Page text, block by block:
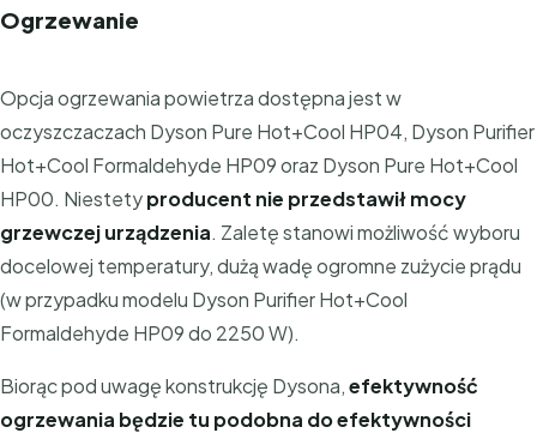
Ogrzewanie
Opcja ogrzewania powietrza dostępna jest w
oczyszczaczach Dyson Pure Hot+Cool HP04, Dyson Purifier
Hot+Cool Formaldehyde HP09 oraz Dyson Pure Hot+Cool
HP00. Niestetyproducent nie przedstawił mocy
grzewczej urządzenia. Zaletę stanowi możliwość wyboru
docelowej temperatury, dużą wadę ogromne zużycie prądu
(w przypadku modelu Dyson Purifier Hot+Cool
Formaldehyde HP09 do 2250 W).
Biorąc pod uwagę konstrukcję Dysona,efektywność
ogrzewania będzie tu podobna do efektywności